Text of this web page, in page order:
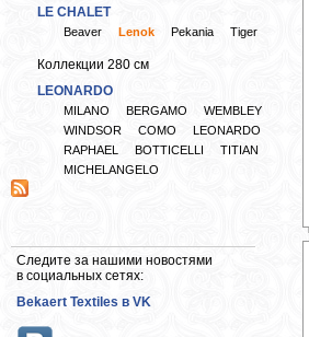
LE CHALET
Beaver Lenok Pekania Tiger
Коллекции 280 см
LEONARDO
MILANO BERGAMO
WEMBLEY
WINDSOR
COMO
LEONARDO
RAPHAEL
BOTTICELLI
TITIAN
MICHELANGELO
Следите за нашими новостями
в социальных сетях:
Bekaert Textiles в VK